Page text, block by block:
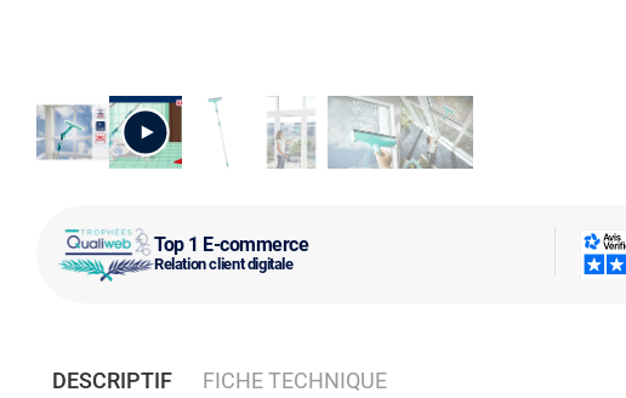
Top 1 E-commerce
Relation client digitale
DESCRIPTIF FICHE TECHNIQUE